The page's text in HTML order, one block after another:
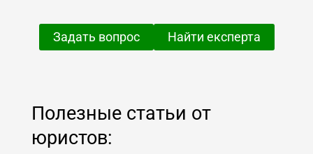
Задать вопрос Найти експерта
Полезные статьи от
юристов: